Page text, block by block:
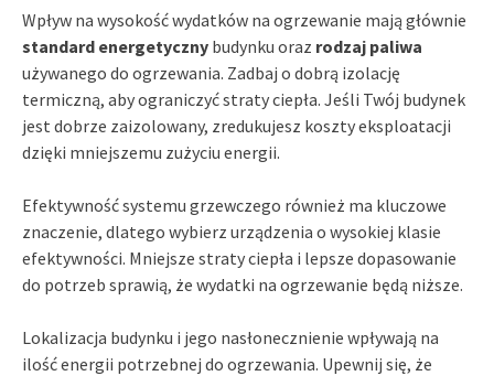
Wpływ na wysokość wydatków na ogrzewanie mają głównie
standard energetyczny budynku oraz rodzaj paliwa
używanego do ogrzewania. Zadbaj o dobrą izolację
termiczną, aby ograniczyć straty ciepła. Jeśli Twój budynek
jest dobrze zaizolowany, zredukujesz koszty eksploatacji
dzięki mniejszemu zużyciu energii.
Efektywność systemu grzewczego również ma kluczowe
znaczenie, dlatego wybierz urządzenia o wysokiej klasie
efektywności. Mniejsze straty ciepła i lepsze dopasowanie
do potrzeb sprawią, że wydatki na ogrzewanie będą niższe.
Lokalizacja budynku i jego nasłonecznienie wpływają na
ilość energii potrzebnej do ogrzewania. Upewnij się, że